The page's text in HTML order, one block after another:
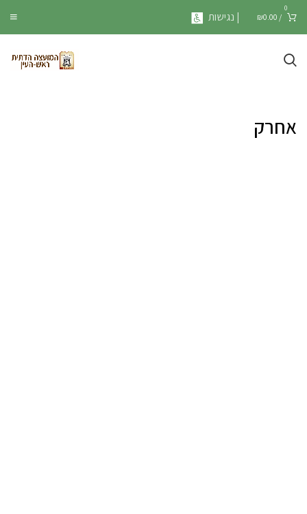
0
/
₪0.00 | נגישות
אחרק